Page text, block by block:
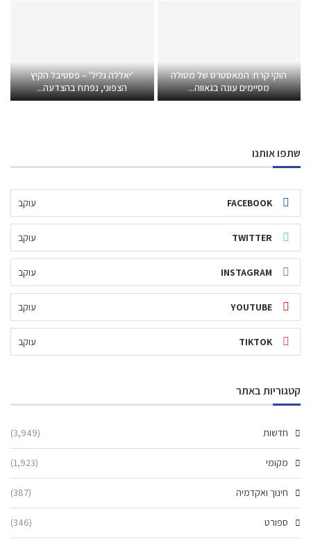
הוקי קרח: המאסטרס של מטולה
מסיימים עונה בגאווה...
'יאללה גליל' – פסטיבל הקיץ
הצפוני, נפתח בהצדעה...
שתפו אותנו
FACEBOOK עוקב
TWITTER עוקב
INSTAGRAM עוקב
YOUTUBE עוקב
TIKTOK עוקב
קטגוריות באתר
חדשות (3,949)
מקומי (1,923)
חינוך ואקדמיה (387)
ספורט (346)